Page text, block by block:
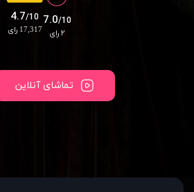
4.7/10
17,317 رای
7.0/10
۲ رای
تماشای آنلاین